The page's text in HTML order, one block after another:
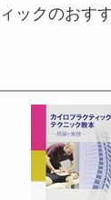
ックのおす